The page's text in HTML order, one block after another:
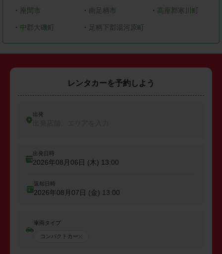
・ 座間市 ・ 南足柄市 ・ 高座郡寒川町
・ 中郡大磯町 ・ 足柄下郡湯河原町
レンタカーを予約しよう
出発
出発日時
2026年08月06日 (木) 13:00
返却日時
2026年08月07日 (金) 13:00
車両タイプ
コンパクトカー